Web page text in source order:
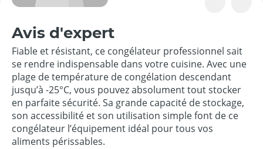
Avis d'expert
Fiable et résistant, ce congélateur professionnel sait
se rendre indispensable dans votre cuisine. Avec une
plage de température de congélation descendant
jusqu’à -25°C, vous pouvez absolument tout stocker
en parfaite sécurité. Sa grande capacité de stockage,
son accessibilité et son utilisation simple font de ce
congélateur l’équipement idéal pour tous vos
aliments périssables.